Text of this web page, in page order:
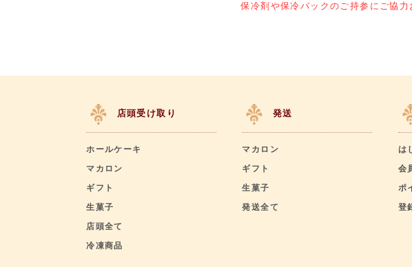
保冷剤や保冷バックのご持参にご協力
店頭受け取り
ホールケーキ
マカロン
ギフト
生菓子
店頭全て
冷凍商品
発送
マカロン
ギフト
生菓子
発送全て
は
会
ポ
登